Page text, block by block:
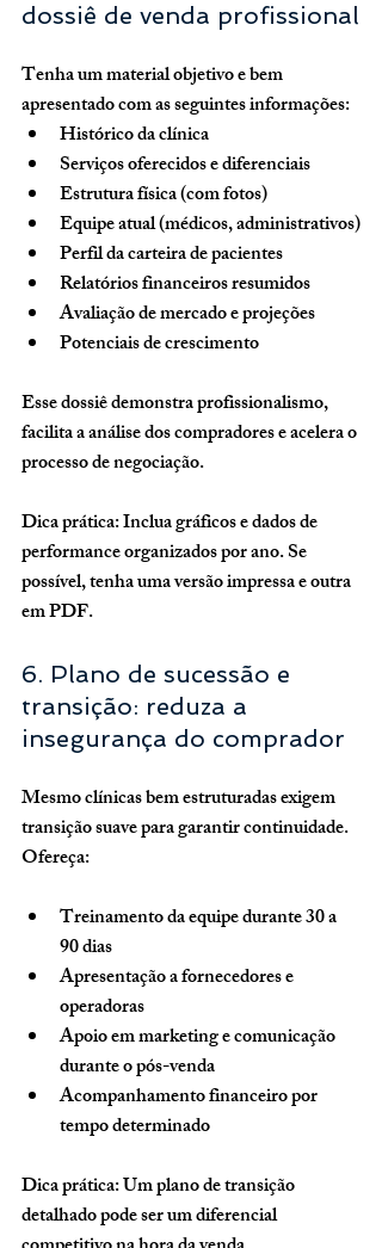
dossiê de venda profissional
Tenha um material objetivo e bem
apresentado com as seguintes informações:
Histórico da clínica
Serviços oferecidos e diferenciais
Estrutura física (com fotos)
Equipe atual (médicos, administrativos)
Perfil da carteira de pacientes
Relatórios financeiros resumidos
Avaliação de mercado e projeções
Potenciais de crescimento
Esse dossiê demonstra profissionalismo,
facilita a análise dos compradores e acelera o
processo de negociação.
Dica prática: Inclua gráficos e dados de
performance organizados por ano. Se
possível, tenha uma versão impressa e outra
em PDF.
6. Plano de sucessão e
transição: reduza a
insegurança do comprador
Mesmo clínicas bem estruturadas exigem
transição suave para garantir continuidade.
Ofereça:
Treinamento da equipe durante 30 a
90 dias
Apresentação a fornecedores e
operadoras
Apoio em marketing e comunicação
durante o pós-venda
Acompanhamento financeiro por
tempo determinado
Dica prática: Um plano de transição
detalhado pode ser um diferencial